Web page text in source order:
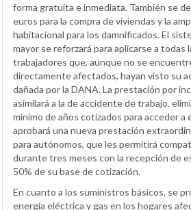
forma gratuita e inmediata. También se
euros para la compra de viviendas y la
habitacional para los damnificados. El
mayor se reforzará para aplicarse a todas
trabajadores que, aunque no se
directamente afectados, hayan visto su
dañada por la DANA. La prestación por
asimilará a la de accidente de trabajo,
mínimo de años cotizados para acceder a
aprobará una nueva prestación
para autónomos, que les permitirá
durante tres meses con la recepción de
50% de su base de cotización.
En cuanto a los suministros básicos, se
energía eléctrica y gas en los hogares